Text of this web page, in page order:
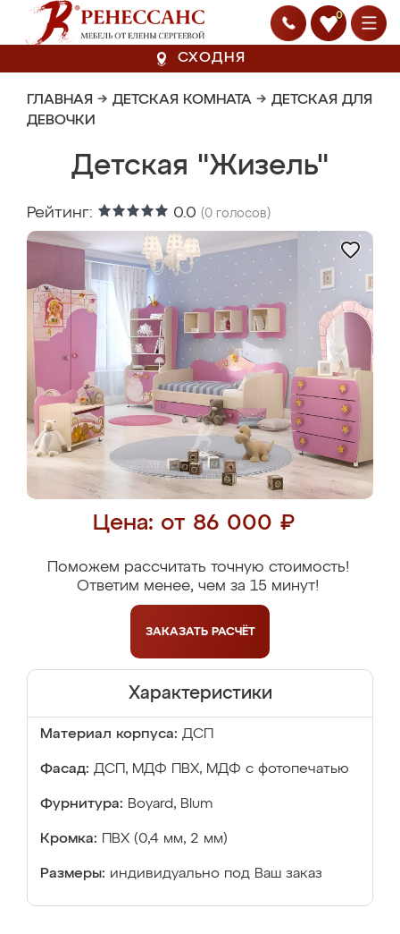
0
СХОДНЯ
ГЛАВНАЯ → ДЕТСКАЯ КОМНАТА → ДЕТСКАЯ ДЛЯ
ДЕВОЧКИ
Детская "Жизель"
Рейтинг: 0.0 (0 голосов)
Цена: от 86 000 ₽
Поможем рассчитать точную стоимость!
Ответим менее, чем за 15 минут!
ЗАКАЗАТЬ РАСЧЁТ
Характеристики
Материал корпуса: ДСП
Фасад: ДСП, МДФ ПВХ, МДФ с фотопечатью
Фурнитура: Boyard, Blum
Кромка: ПВХ (0,4 мм, 2 мм)
Размеры: индивидуально под Ваш заказ